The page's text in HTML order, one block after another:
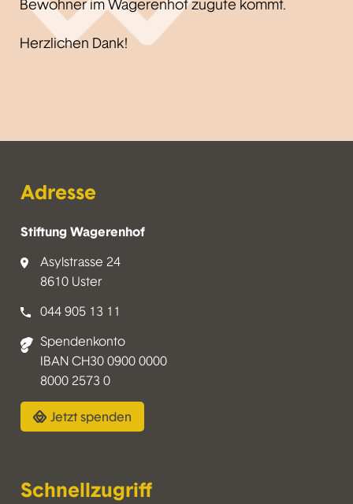
Bewohner im Wagerenhof zugute kommt.
Herzlichen Dank!
Adresse
Stiftung Wagerenhof
Asylstrasse 24
8610 Uster
044 905 13 11
Spendenkonto
IBAN CH30 0900 0000
8000 2573 0
Jetzt spenden
Schnellzugriff